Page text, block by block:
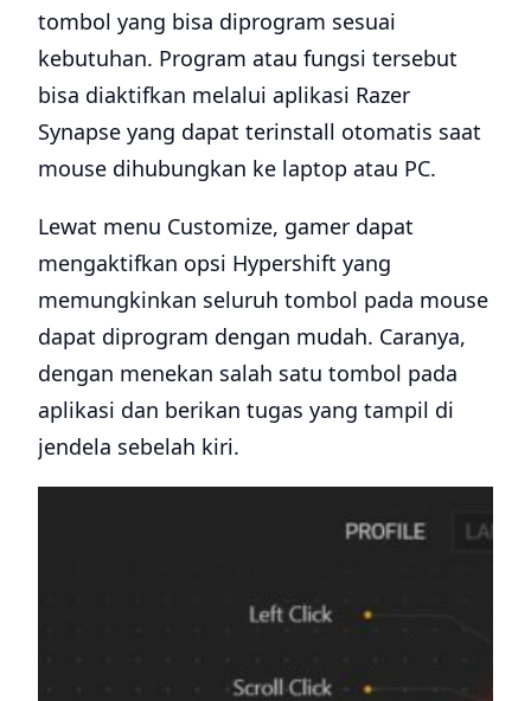
tombol yang bisa diprogram sesuai
kebutuhan. Program atau fungsi tersebut
bisa diaktifkan melalui aplikasi Razer
Synapse yang dapat terinstall otomatis saat
mouse dihubungkan ke laptop atau PC.
Lewat menu Customize, gamer dapat
mengaktifkan opsi Hypershift yang
memungkinkan seluruh tombol pada mouse
dapat diprogram dengan mudah. Caranya,
dengan menekan salah satu tombol pada
aplikasi dan berikan tugas yang tampil di
jendela sebelah kiri.